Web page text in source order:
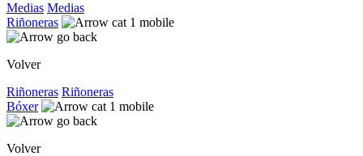
Medias Medias
Riñoneras
Volver
Riñoneras Riñoneras
Bóxer
Volver